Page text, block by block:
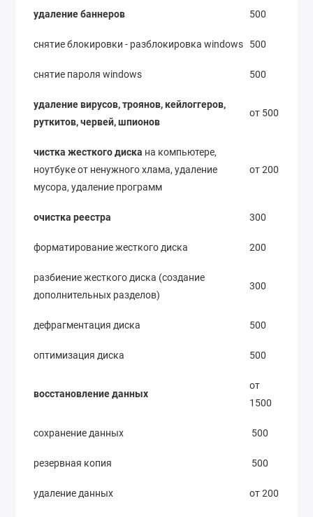
удаление баннеров 500
снятие блокировки - разблокировка windows 500
снятие пароля windows 500
удаление вирусов, троянов, кейлоггеров,
руткитов, червей, шпионов
от 500
чистка жесткого диска на компьютере,
ноутбуке от ненужного хлама, удаление
мусора, удаление программ
от 200
очистка реестра 300
форматирование жесткого диска 200
разбиение жесткого диска (создание
дополнительных разделов)
300
дефрагментация диска 500
оптимизация диска 500
восстановление данных
от
1500
сохранение данных 500
резервная копия 500
удаление данных от 200